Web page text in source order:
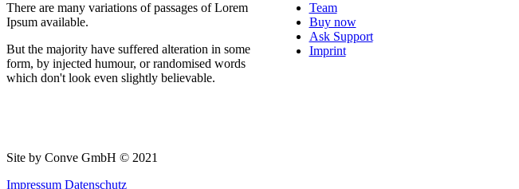
There are many variations of passages of Lorem
Ipsum available.
But the majority have suffered alteration in some
form, by injected humour, or randomised words
which don't look even slightly believable.
Team
Buy now
Ask Support
Imprint
Site by Conve GmbH © 2021
Impressum Datenschutz